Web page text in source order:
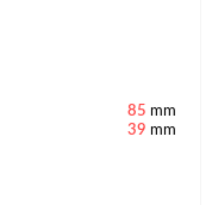
85 mm
39 mm